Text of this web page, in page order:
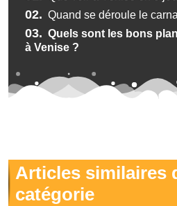
02. Quand se déroule le
03. Quels sont les bons
à Venise ?
Articles similaires
catégorie